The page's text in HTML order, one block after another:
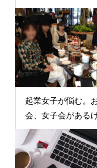
起業女子が悩む。
会、女子会があるけ